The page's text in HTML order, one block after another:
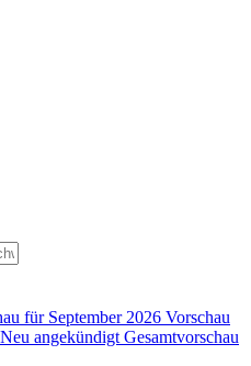
für September 2026 Vorschau
Neu angekündigt Gesamtvorschau